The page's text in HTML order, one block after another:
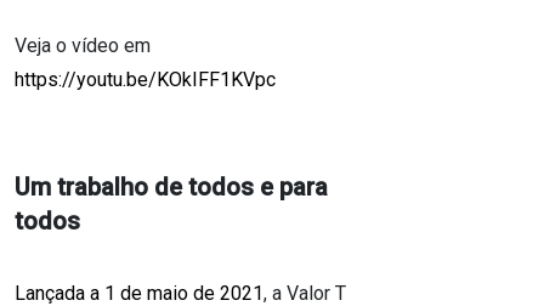
Veja o vídeo em
https://youtu.be/KOkIFF1KVpc
Um trabalho de todos e para
todos
Lançada a 1 de maio de 2021, a Valor T